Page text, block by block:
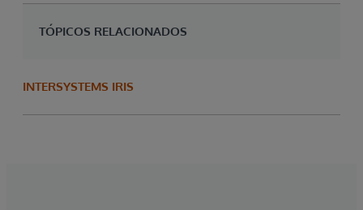
TÓPICOS RELACIONADOS
INTERSYSTEMS IRIS